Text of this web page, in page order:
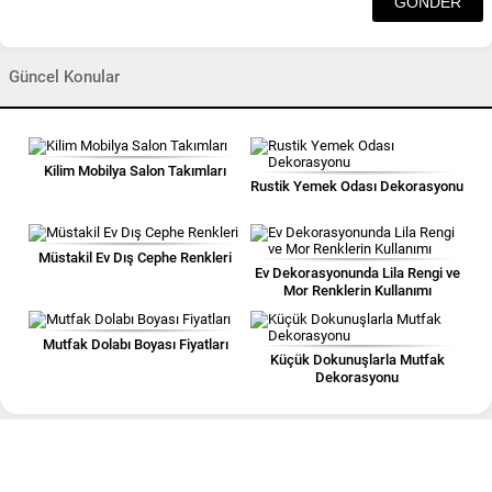
Güncel Konular
Kilim Mobilya Salon Takımları
Rustik Yemek Odası Dekorasyonu
Müstakil Ev Dış Cephe Renkleri
Ev Dekorasyonunda Lila Rengi ve
Mor Renklerin Kullanımı
Mutfak Dolabı Boyası Fiyatları
Küçük Dokunuşlarla Mutfak
Dekorasyonu